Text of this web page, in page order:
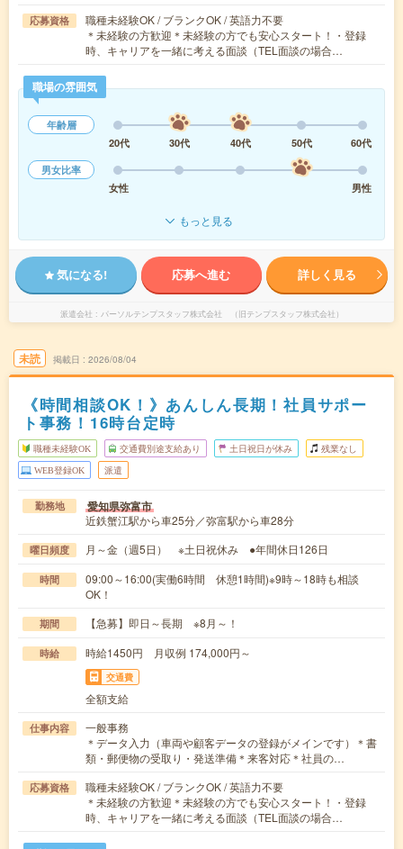
応募資格
職種未経験OK / ブランクOK / 英語力不要
＊未経験の方歓迎＊未経験の方でも安心スタート！・登録
時、キャリアを一緒に考える面談（TEL面談の場合…
職場の雰囲気
年齢層
20代
30代 40代 50代
60代
男女比率
女性
男性
もっと見る
気になる! 応募へ進む 詳しく見る
派遣会社 パーソルテンプスタッフ株式会社 （旧テンプスタッフ株式会社）
未読 掲載日 2026/08/04
《時間相談OK！》あんしん長期！社員サポー
ト事務！16時台定時
職種未経験OK 交通費別途支給あり 土日祝日が休み 残業なし
WEB登録OK 派遣
勤務地 愛知県弥富市
近鉄蟹江駅から車25分／弥富駅から車28分
曜日頻度 月～金（週5日） ※土日祝休み ●年間休日126日
時間
09:00～16:00(実働6時間 休憩1時間)※9時～18時も相談
OK！
期間 【急募】即日～長期 ※8月～！
時給 時給1450円 月収例 174,000円～
交通費
全額支給
仕事内容
一般事務
＊データ入力（車両や顧客データの登録がメインです）＊書
類・郵便物の受取り・発送準備＊来客対応＊社員の…
応募資格
職種未経験OK / ブランクOK / 英語力不要
＊未経験の方歓迎＊未経験の方でも安心スタート！・登録
時、キャリアを一緒に考える面談（TEL面談の場合…